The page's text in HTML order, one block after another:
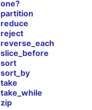
one?
partition
reduce
reject
reverse_each
slice_before
sort
sort_by
take
take_while
zip